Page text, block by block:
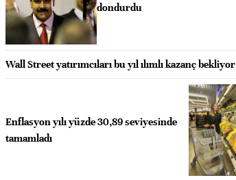
dondurdu
Wall Street yatırımcıları bu yıl ılımlı kazanç bekliyor
Enflasyon yılı yüzde 30,89 seviyesinde
tamamladı